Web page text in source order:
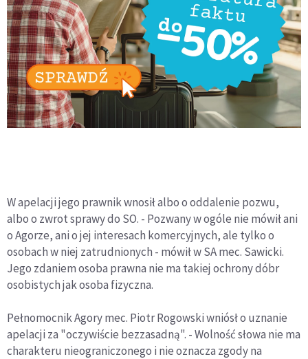
W apelacji jego prawnik wnosił albo o oddalenie pozwu,
albo o zwrot sprawy do SO. - Pozwany w ogóle nie mówił ani
o Agorze, ani o jej interesach komercyjnych, ale tylko o
osobach w niej zatrudnionych - mówił w SA mec. Sawicki.
Jego zdaniem osoba prawna nie ma takiej ochrony dóbr
osobistych jak osoba fizyczna.
Pełnomocnik Agory mec. Piotr Rogowski wniósł o uznanie
apelacji za "oczywiście bezzasadną". - Wolność słowa nie ma
charakteru nieograniczonego i nie oznacza zgody na